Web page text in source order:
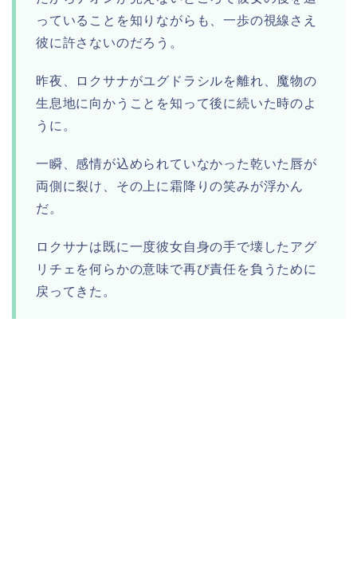
っていることを知りながらも、一歩の視線さえ
彼に許さないのだろう。
昨夜、ロクサナがユグドラシルを離れ、魔物の
生息地に向かうことを知って後に続いた時のよ
うに。
一瞬、感情が込められていなかった乾いた唇が
両側に裂け、その上に霜降りの笑みが浮かん
だ。
ロクサナは既に一度彼女自身の手で壊したアグ
リチェを何らかの意味で再び責任を負うために
戻ってきた。